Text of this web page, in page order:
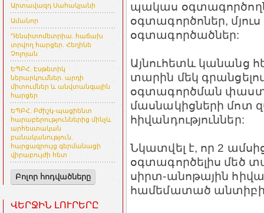
Արտավազդ Սահակյանի
Ամանոր
Դենսիտոմետրիա. հաճախ
տրվող հարցեր. Հեղինե
Չոլոյան
ԵՊԲՀ. Էսթետիկ
ներարկումներ. արդի
միտումներ և անվտանգային
հարցեր
ԵՊԲՀ. Բժիշկ-պացիենտ
հարաբերություններից մինչև
արհեստական
բանականություն.
հարցազրույց գերմանացի
վիրաբույժի հետ
Բոլոր հոդվածները
ՎԵՐՋԻՆ ԼՈՒՐԵՐԸ
պակաս
օգտագործոներ,
օգտագործածներ:
Այնուհետև կանանց
տարին մեկ
օգտագործման
մասնակիցների մոտ
հիվանդություններ:
Նկատվել է, որ 2
օգտագործելիս մեծ
սիրտ-անոթային
համեմատած